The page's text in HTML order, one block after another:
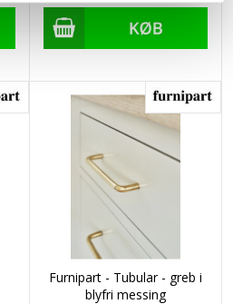
Furnipart - Tubular - greb i
blyfri messing